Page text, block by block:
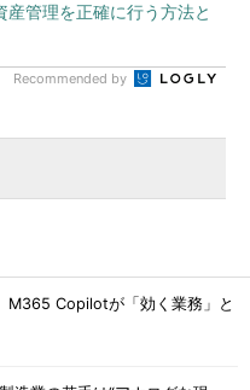
管理を正確に行う方法と
Recommended by
Copilotが「効く業務」と